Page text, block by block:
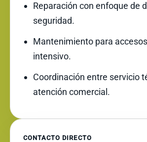
Reparación con enfoque de
seguridad.
Mantenimiento para
intensivo.
Coordinación entre servicio
atención comercial.
CONTACTO DIRECTO